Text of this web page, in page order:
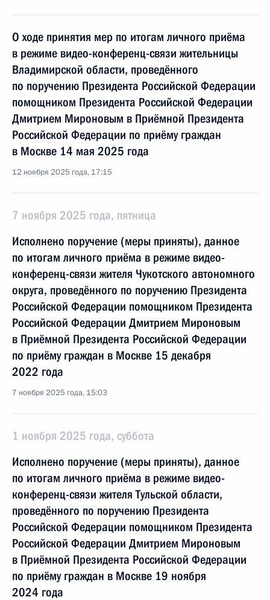
О ходе принятия мер по итогам личного приёма
в режиме видео-конференц-связи жительницы
Владимирской области, проведённого
по поручению Президента Российской Федерации
помощником Президента Российской Федерации
Дмитрием Мироновым в Приёмной Президента
Российской Федерации по приёму граждан
в Москве 14 мая 2025 года
12 ноября 2025 года, 17:15
7 ноября 2025 года, пятница
Исполнено поручение (меры приняты), данное
по итогам личного приёма в режиме видео-
конференц-связи жителя Чукотского автономного
округа, проведённого по поручению Президента
Российской Федерации помощником Президента
Российской Федерации Дмитрием Мироновым
в Приёмной Президента Российской Федерации
по приёму граждан в Москве 15 декабря
2022 года
7 ноября 2025 года, 15:03
1 ноября 2025 года, суббота
Исполнено поручение (меры приняты), данное
по итогам личного приёма в режиме видео-
конференц-связи жителя Тульской области,
проведённого по поручению Президента
Российской Федерации помощником Президента
Российской Федерации Дмитрием Мироновым
в Приёмной Президента Российской Федерации
по приёму граждан в Москве 19 ноября
2024 года